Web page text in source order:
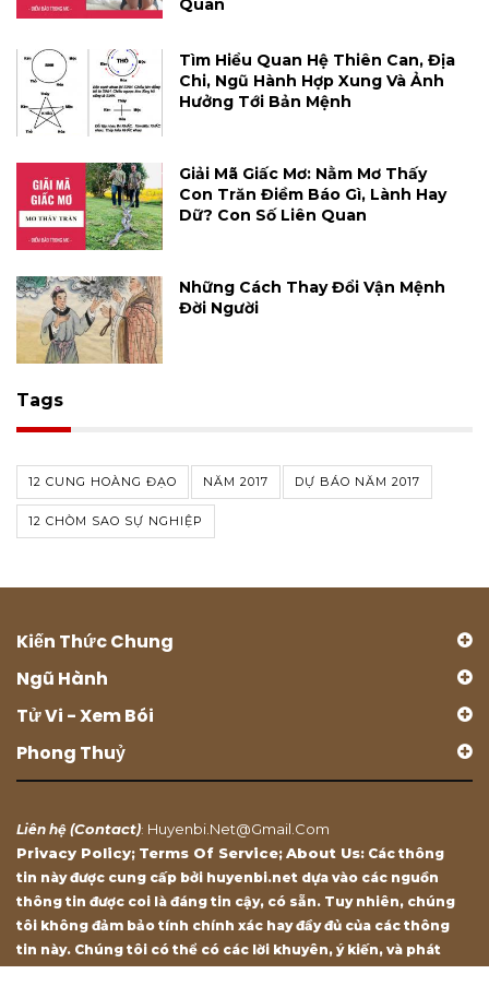
Quan
Tìm Hiểu Quan Hệ Thiên Can, Địa
Chi, Ngũ Hành Hợp Xung Và Ảnh
Hưởng Tới Bản Mệnh
Giải Mã Giấc Mơ: Nằm Mơ Thấy
Con Trăn Điềm Báo Gì, Lành Hay
Dữ? Con Số Liên Quan
Những Cách Thay Đổi Vận Mệnh
Đời Người
Tags
12 CUNG HOÀNG ĐẠO NĂM 2017 DỰ BÁO NĂM 2017
12 CHÒM SAO SỰ NGHIỆP
Kiến Thức Chung
Ngũ Hành
Tử Vi - Xem Bói
Phong Thuỷ
Liên hệ (Contact): Huyenbi.net@gmail.com
Privacy Policy; Terms Of Service; About Us: Các thông
tin này được cung cấp bởi huyenbi.net dựa vào các nguồn
thông tin được coi là đáng tin cậy, có sẵn. Tuy nhiên, chúng
tôi không đảm bảo tính chính xác hay đầy đủ của các thông
tin này. Chúng tôi có thể có các lời khuyên, ý kiến, và phát